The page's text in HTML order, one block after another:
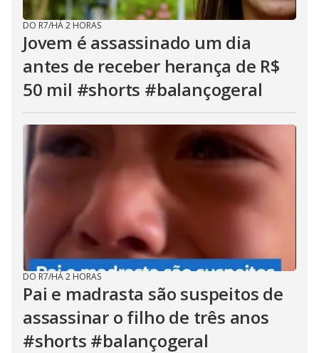
DO R7/HÁ 2 HORAS
Jovem é assassinado um dia
antes de receber herança de R$
50 mil #shorts #balançogeral
DO R7/HÁ 2 HORAS
Pai e madrasta são suspeitos de
assassinar o filho de três anos
#shorts #balançogeral